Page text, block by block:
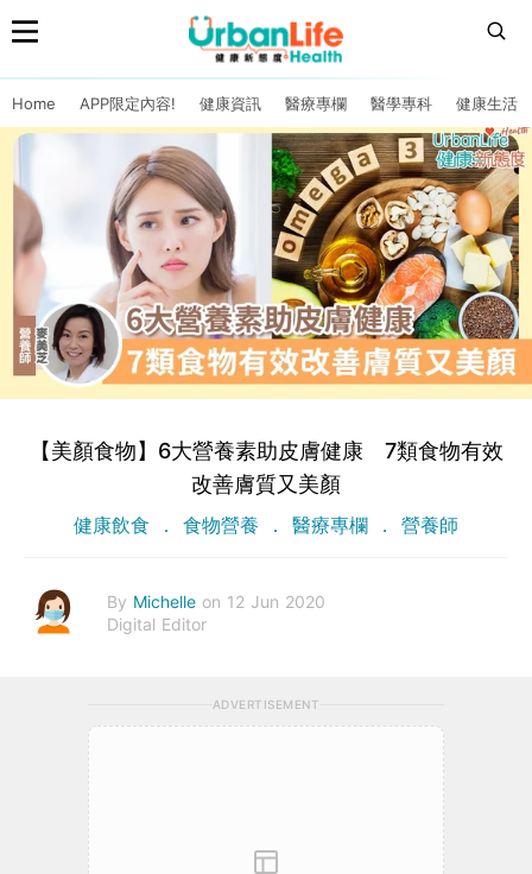
Home APP限定內容! 健康資訊 醫療專欄 醫學專科 健康生活
【美顏食物】6大營養素助皮膚健康 7類食物有效
改善膚質又美顏
健康飲食 食物營養 醫療專欄 營養師
By Michelle on 12 Jun 2020
Digital Editor
ADVERTISEMENT